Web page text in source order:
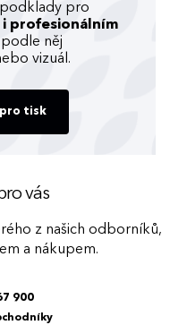
pro
i profesionálním
něj
vizuál.
tisk
vás
z našich odborníků,
a nákupem.
900